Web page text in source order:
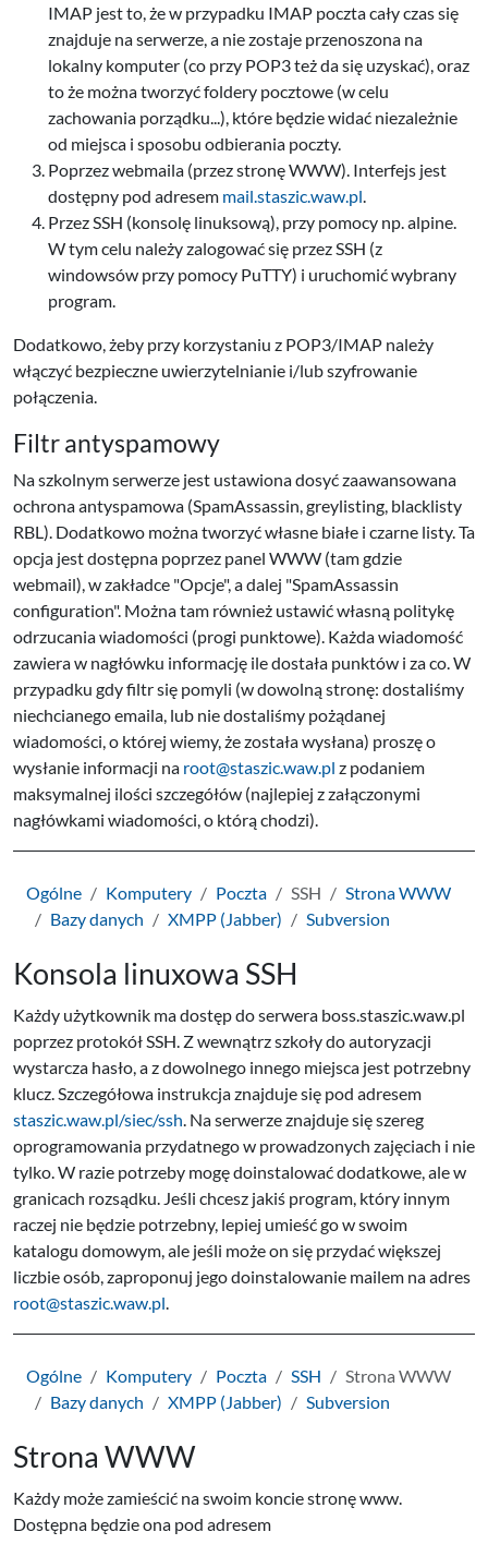
IMAP jest to, że w przypadku IMAP poczta cały czas się
znajduje na serwerze, a nie zostaje przenoszona na
lokalny komputer (co przy POP3 też da się uzyskać), oraz
to że można tworzyć foldery pocztowe (w celu
zachowania porządku...), które będzie widać niezależnie
od miejsca i sposobu odbierania poczty.
Poprzez webmaila (przez stronę WWW). Interfejs jest
dostępny pod adresem mail.staszic.waw.pl.
Przez SSH (konsolę linuksową), przy pomocy np. alpine.
W tym celu należy zalogować się przez SSH (z
windowsów przy pomocy PuTTY) i uruchomić wybrany
program.
Dodatkowo, żeby przy korzystaniu z POP3/IMAP należy
włączyć bezpieczne uwierzytelnianie i/lub szyfrowanie
połączenia.
Filtr antyspamowy
Na szkolnym serwerze jest ustawiona dosyć zaawansowana
ochrona antyspamowa (SpamAssassin, greylisting, blacklisty
RBL). Dodatkowo można tworzyć własne białe i czarne listy. Ta
opcja jest dostępna poprzez panel WWW (tam gdzie
webmail), w zakładce "Opcje", a dalej "SpamAssassin
configuration". Można tam również ustawić własną politykę
odrzucania wiadomości (progi punktowe). Każda wiadomość
zawiera w nagłówku informację ile dostała punktów i za co. W
przypadku gdy filtr się pomyli (w dowolną stronę: dostaliśmy
niechcianego emaila, lub nie dostaliśmy pożądanej
wiadomości, o której wiemy, że została wysłana) proszę o
wysłanie informacji na root@staszic.waw.pl z podaniem
maksymalnej ilości szczegółów (najlepiej z załączonymi
nagłówkami wiadomości, o którą chodzi).
Ogólne Komputery Poczta SSH
Strona WWW
Bazy danych
XMPP (Jabber) Subversion
Konsola linuxowa SSH
Każdy użytkownik ma dostęp do serwera boss.staszic.waw.pl
poprzez protokół SSH. Z wewnątrz szkoły do autoryzacji
wystarcza hasło, a z dowolnego innego miejsca jest potrzebny
klucz. Szczegółowa instrukcja znajduje się pod adresem
staszic.waw.pl/siec/ssh. Na serwerze znajduje się szereg
oprogramowania przydatnego w prowadzonych zajęciach i nie
tylko. W razie potrzeby mogę doinstalować dodatkowe, ale w
granicach rozsądku. Jeśli chcesz jakiś program, który innym
raczej nie będzie potrzebny, lepiej umieść go w swoim
katalogu domowym, ale jeśli może on się przydać większej
liczbie osób, zaproponuj jego doinstalowanie mailem na adres
root@staszic.waw.pl.
Ogólne Komputery Poczta SSH
Strona WWW
Bazy danych
XMPP (Jabber) Subversion
Strona WWW
Każdy może zamieścić na swoim koncie stronę www.
Dostępna będzie ona pod adresem